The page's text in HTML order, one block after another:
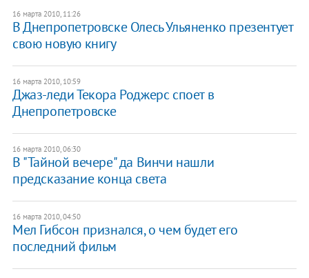
16 марта 2010, 11:26
В Днепропетровске Олесь Ульяненко презентует
свою новую книгу
16 марта 2010, 10:59
Джаз-леди Текора Роджерс споет в
Днепропетровске
16 марта 2010, 06:30
В "Тайной вечере" да Винчи нашли
предсказание конца света
16 марта 2010, 04:50
Мел Гибсон признался, о чем будет его
последний фильм